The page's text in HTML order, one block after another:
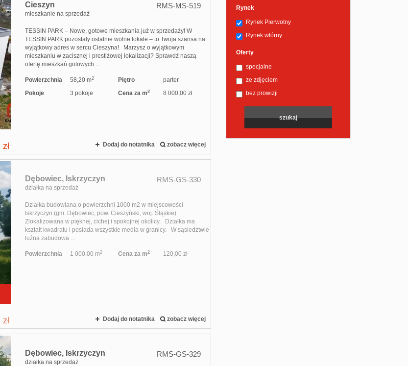
Cieszyn
mieszkanie na sprzedaż
RMS-MS-519
TESSIN PARK – Nowe, gotowe mieszkania już w sprzedaży! W
TESSIN PARK pozostały ostatnie wolne lokale – to Twoja szansa na
wyjątkowy adres w sercu Cieszyna! Marzysz o wyjątkowym
mieszkaniu w zacisznej i prestiżowej lokalizacji? Sprawdź naszą
ofertę mieszkań gotowych ...
Powierzchnia 58,20 m2 Piętro
parter
Pokoje
3 pokoje Cena za m2 8 000,00 zł
zł Dodaj do notatnika zobacz więcej
Dębowiec, Iskrzyczyn
działka na sprzedaż
RMS-GS-330
Działka budowlana o powierzchni 1000 m2 w miejscowości
Iskrzyczyn (gm. Dębowiec, pow. Cieszyński, woj. Śląskie)
Zlokalizowana w pięknej, cichej i spokojnej okolicy. Działka ma
kształt kwadratu i posiada wszystkie media w granicy. W sąsiedztwie
luźna zabudowa ...
Powierzchnia 1 000,00 m2 Cena za m2 120,00 zł
zł Dodaj do notatnika zobacz więcej
Dębowiec, Iskrzyczyn
działka na sprzedaż
RMS-GS-329
Rynek
Rynek Pierwotny
Rynek wtórny
Oferty
specjalne
ze zdjęciem
bez prowizji